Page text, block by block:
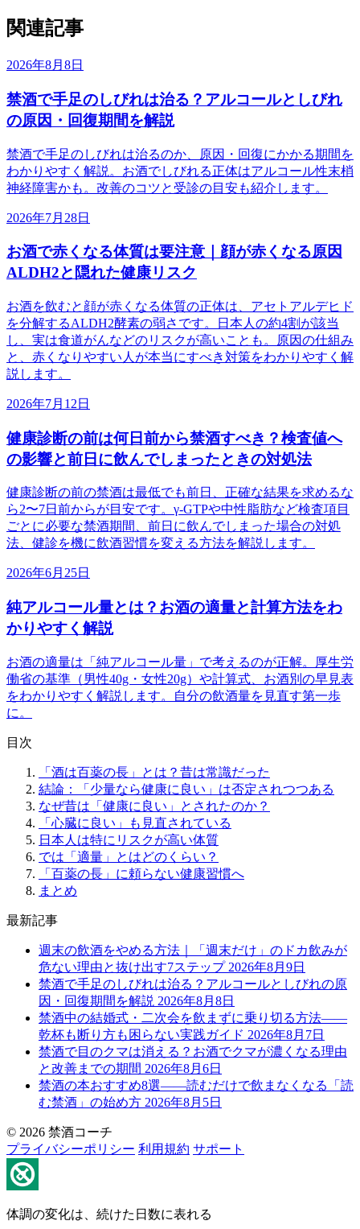
関連記事
2026年8月8日
禁酒で手足のしびれは治る？アルコールとしびれ
の原因・回復期間を解説
禁酒で手足のしびれは治るのか、原因・回復にかかる期間を
わかりやすく解説。お酒でしびれる正体はアルコール性末梢
神経障害かも。改善のコツと受診の目安も紹介します。
2026年7月28日
お酒で赤くなる体質は要注意｜顔が赤くなる原因
ALDH2と隠れた健康リスク
お酒を飲むと顔が赤くなる体質の正体は、アセトアルデヒド
を分解するALDH2酵素の弱さです。日本人の約4割が該当
し、実は食道がんなどのリスクが高いことも。原因の仕組み
と、赤くなりやすい人が本当にすべき対策をわかりやすく解
説します。
2026年7月12日
健康診断の前は何日前から禁酒すべき？検査値へ
の影響と前日に飲んでしまったときの対処法
健康診断の前の禁酒は最低でも前日、正確な結果を求めるな
ら2〜7日前からが目安です。γ-GTPや中性脂肪など検査項目
ごとに必要な禁酒期間、前日に飲んでしまった場合の対処
法、健診を機に飲酒習慣を変える方法を解説します。
2026年6月25日
純アルコール量とは？お酒の適量と計算方法をわ
かりやすく解説
お酒の適量は「純アルコール量」で考えるのが正解。厚生労
働省の基準（男性40g・女性20g）や計算式、お酒別の早見表
をわかりやすく解説します。自分の飲酒量を見直す第一歩
に。
目次
「酒は百薬の長」とは？昔は常識だった
結論：「少量なら健康に良い」は否定されつつある
なぜ昔は「健康に良い」とされたのか？
「心臓に良い」も見直されている
日本人は特にリスクが高い体質
では「適量」とはどのくらい？
「百薬の長」に頼らない健康習慣へ
まとめ
最新記事
週末の飲酒をやめる方法｜「週末だけ」のドカ飲みが
危ない理由と抜け出す7ステップ 2026年8月9日
禁酒で手足のしびれは治る？アルコールとしびれの原
因・回復期間を解説 2026年8月8日
禁酒中の結婚式・二次会を飲まずに乗り切る方法——
乾杯も断り方も困らない実践ガイド 2026年8月7日
禁酒で目のクマは消える？お酒でクマが濃くなる理由
と改善までの期間 2026年8月6日
禁酒の本おすすめ8選——読むだけで飲まなくなる「読
む禁酒」の始め方 2026年8月5日
© 2026 禁酒コーチ
プライバシーポリシー 利用規約 サポート
体調の変化は、続けた日数に表れる